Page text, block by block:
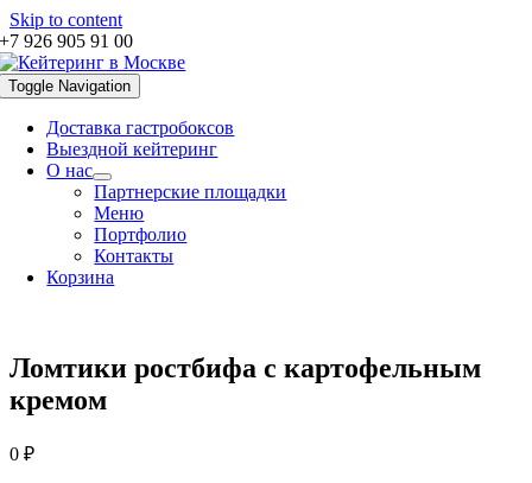
Skip to content
+7 926 905 91 00
Toggle Navigation
Доставка гастробоксов
Выездной кейтеринг
О нас
Партнерские площадки
Меню
Портфолио
Контакты
Корзина
Ломтики ростбифа с картофельным
кремом
0 ₽